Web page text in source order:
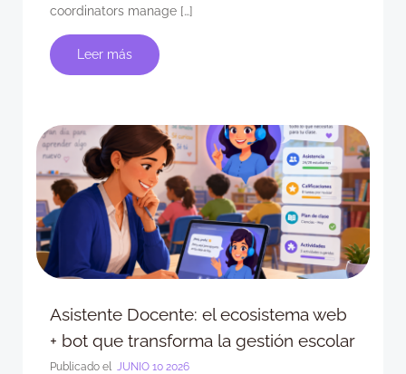
coordinators manage […]
Leer más
Asistente Docente: el ecosistema web
+ bot que transforma la gestión escolar
Publicado el JUNIO 10 2026